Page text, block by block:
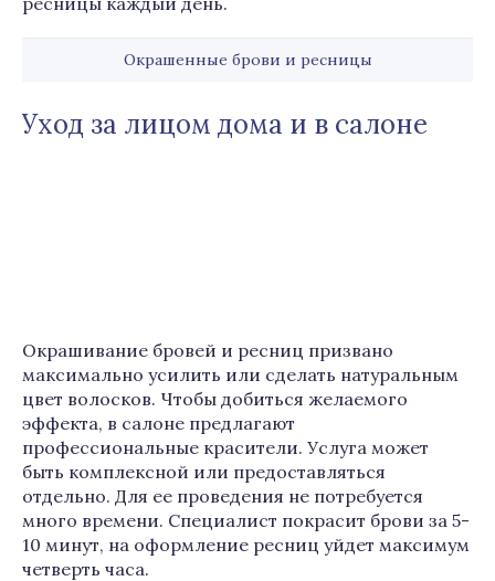
Окрашенные брови и ресницы
Уход за лицом дома и в салоне
Окрашивание бровей и ресниц призвано
максимально усилить или сделать натуральным
цвет волосков. Чтобы добиться желаемого
эффекта, в салоне предлагают
профессиональные красители. Услуга может
быть комплексной или предоставляться
отдельно. Для ее проведения не потребуется
много времени. Специалист покрасит брови за 5-
10 минут, на оформление ресниц уйдет максимум
четверть часа.